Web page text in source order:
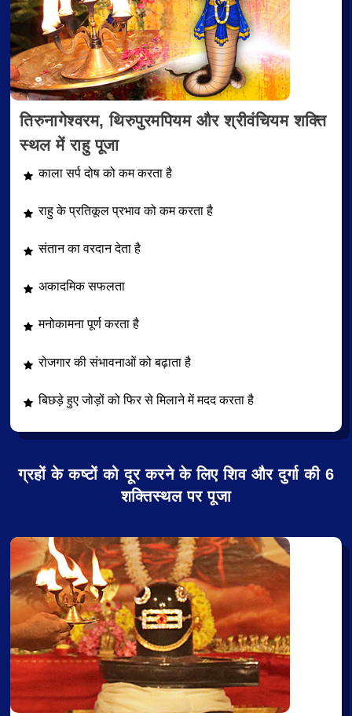
तिरुनागेश्वरम, थिरुपुरमपियम और श्रीवंचियम शक्ति
स्थल में राहु पूजा
काला सर्प दोष को कम करता है
राहु के प्रतिकूल प्रभाव को कम करता है
संतान का वरदान देता है
अकादमिक सफलता
मनोकामना पूर्ण करता है
रोजगार की संभावनाओं को बढ़ाता है
बिछड़े हुए जोड़ों को फिर से मिलाने में मदद करता है
ग्रहों के कष्टों को दूर करने के लिए शिव और दुर्गा की 6
शक्तिस्थल पर पूजा